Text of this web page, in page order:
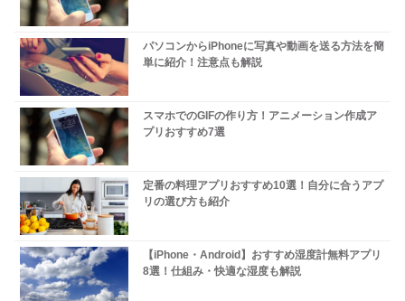
パソコンからiPhoneに写真や動画を送る方法を簡
単に紹介！注意点も解説
スマホでのGIFの作り方！アニメーション作成ア
プリおすすめ7選
定番の料理アプリおすすめ10選！自分に合うアプ
リの選び方も紹介
【iPhone・Android】おすすめ湿度計無料アプリ
8選！仕組み・快適な湿度も解説